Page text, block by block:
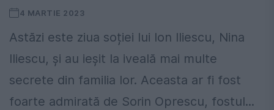
4 MARTIE 2023
Astăzi este ziua soției lui Ion Iliescu, Nina
Iliescu, și au ieșit la iveală mai multe
secrete din familia lor. Aceasta ar fi fost
foarte admirată de Sorin Oprescu, fostul...